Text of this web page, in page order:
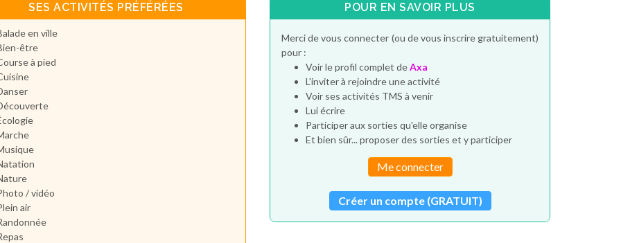
SES ACTIVITÉS PRÉFÉRÉES
en ville
être
à pied
/ vidéo
air
POUR EN SAVOIR PLUS
Merci de vous connecter (ou de vous inscrire gratuitement)
pour :
Voir le profil complet deAxa
L'inviter à rejoindre une activité
Voir ses activités TMS à venir
Lui écrire
Participer aux sorties qu'elle organise
Et bien sûr... proposer des sorties et y participer
Me connecter
Créer un compte (GRATUIT)